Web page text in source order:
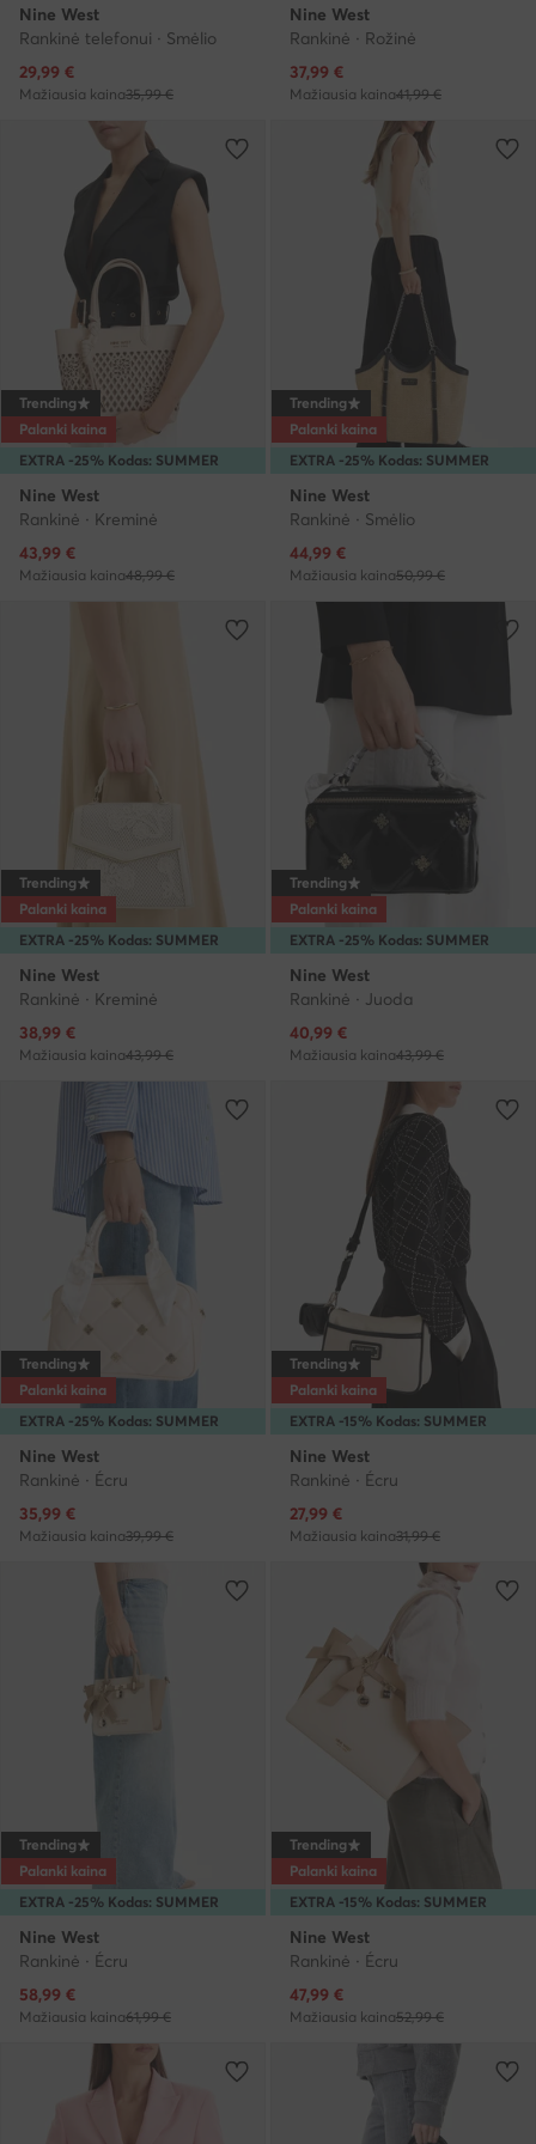
Nine West
Rankinė telefonui · Smėlio
Dabartinė kaina
29,99 €
Mažiausia kaina35,99 €
Nine West
Rankinė · Rožinė
Dabartinė kaina
37,99 €
Mažiausia kaina41,99 €
EXTRA -25% Kodas: SUMMER
Trending
Palanki kaina
Nine West
Rankinė · Kreminė
Dabartinė kaina
43,99 €
Mažiausia kaina48,99 €
EXTRA -25% Kodas: SUMMER
Trending
Palanki kaina
Nine West
Rankinė · Smėlio
Dabartinė kaina
44,99 €
Mažiausia kaina50,99 €
EXTRA -25% Kodas: SUMMER
Trending
Palanki kaina
Nine West
Rankinė · Kreminė
Dabartinė kaina
38,99 €
Mažiausia kaina43,99 €
EXTRA -25% Kodas: SUMMER
Trending
Palanki kaina
Nine West
Rankinė · Juoda
Dabartinė kaina
40,99 €
Mažiausia kaina43,99 €
EXTRA -25% Kodas: SUMMER
Trending
Palanki kaina
Nine West
Rankinė · Écru
Dabartinė kaina
35,99 €
Mažiausia kaina39,99 €
EXTRA -15% Kodas: SUMMER
Trending
Palanki kaina
Nine West
Rankinė · Écru
Dabartinė kaina
27,99 €
Mažiausia kaina31,99 €
EXTRA -25% Kodas: SUMMER
Trending
Palanki kaina
Nine West
Rankinė · Écru
Dabartinė kaina
58,99 €
Mažiausia kaina61,99 €
EXTRA -15% Kodas: SUMMER
Trending
Palanki kaina
Nine West
Rankinė · Écru
Dabartinė kaina
47,99 €
Mažiausia kaina52,99 €